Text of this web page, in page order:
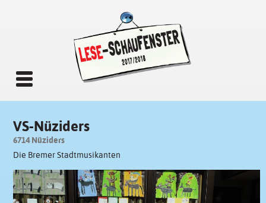
VS-Nüziders
6714 Nüziders
Die Bremer Stadtmusikanten